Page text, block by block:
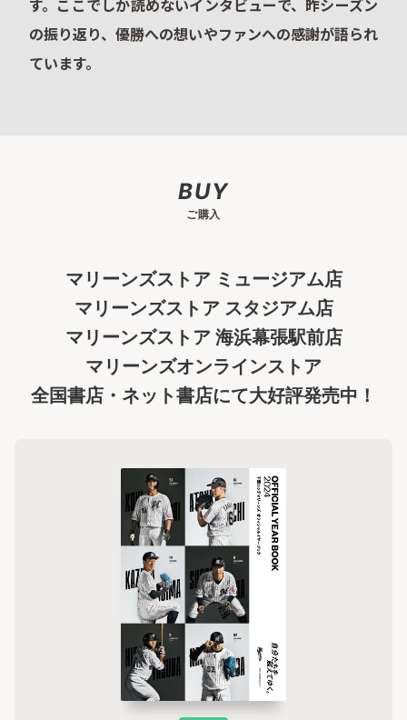
す。ここでしか読めないインタビューで、昨シーズン
の振り返り、優勝への想いやファンへの感謝が語られ
ています。
BUY
ご購入
マリーンズストア ミュージアム店
マリーンズストア スタジアム店
マリーンズストア 海浜幕張駅前店
マリーンズオンラインストア
全国書店・ネット書店にて大好評発売中！